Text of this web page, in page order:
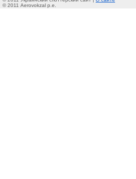
© 2011 Aerovokzal p.e.